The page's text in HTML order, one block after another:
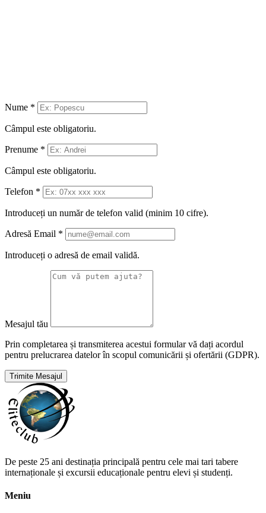
Nume *
Câmpul este obligatoriu.
Prenume *
Câmpul este obligatoriu.
Telefon *
Introduceți un număr de telefon valid (minim 10 cifre).
Adresă Email *
Introduceți o adresă de email validă.
Mesajul tău
Prin completarea și transmiterea acestui formular vă dați acordul
pentru prelucrarea datelor în scopul comunicării și ofertării (GDPR).
Trimite Mesajul
De peste 25 ani destinația principală pentru cele mai tari tabere
internaționale și excursii educaționale pentru elevi și studenți.
Meniu